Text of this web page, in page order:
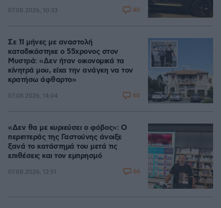
07.08.2026, 10:33 40
Σε 11 μήνες με αναστολή
καταδικάστηκε ο 55χρονος στον
Μυστρά: «Δεν ήταν οικονομικά τα
κίνητρά μου, είχα την ανάγκη να τον
κρατήσω άφθαρτο»
07.08.2026, 14:04 60
«Δεν θα με κυριεύσει ο φόβος»: Ο
περιπτεράς της Γαστούνης άνοιξε
ξανά το κατάστημά του μετά τις
επιθέσεις και τον εμπρησμό
07.08.2026, 12:51 66